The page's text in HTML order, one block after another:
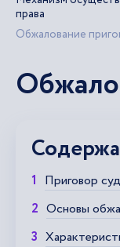
права
Обжалование
Приговор
Основы